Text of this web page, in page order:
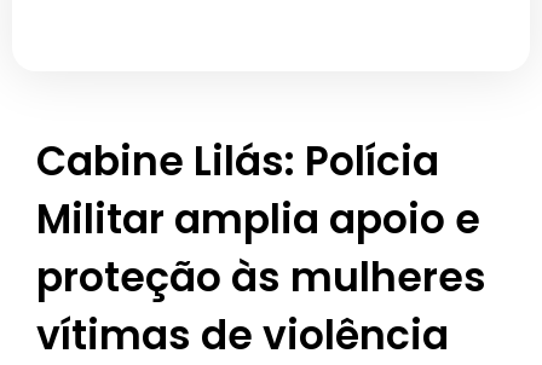
Cabine Lilás: Polícia
Militar amplia apoio e
proteção às mulheres
vítimas de violência